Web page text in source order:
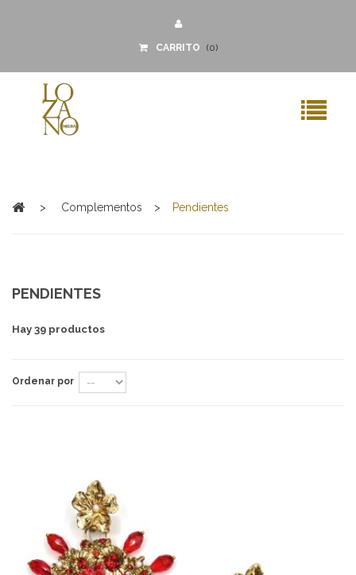
CARRITO (0)
PENDIENTES
> Complementos > Pendientes
PENDIENTES
Hay 39 productos
Ordenar por